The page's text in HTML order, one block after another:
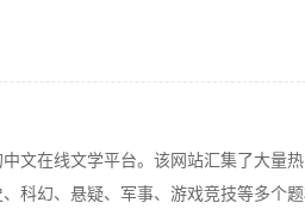
文在线文学平台。该网站汇集了大量
科幻、悬疑、军事、游戏竞技等多个